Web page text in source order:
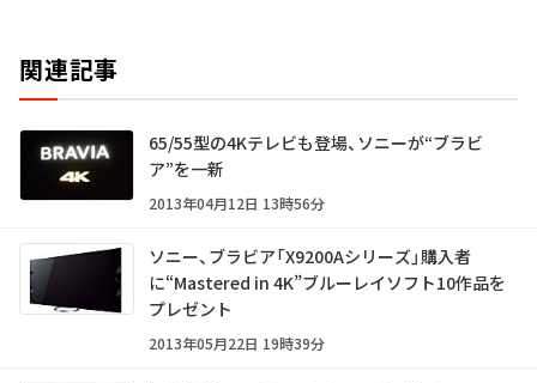
関連記事
65/55型の4Kテレビも登場、ソニーが“ブラビ
ア”を一新
2013年04月12日 13時56分
ソニー、ブラビア「X9200Aシリーズ」購入者
に“Mastered in 4K”ブルーレイソフト10作品を
プレゼント
2013年05月22日 19時39分